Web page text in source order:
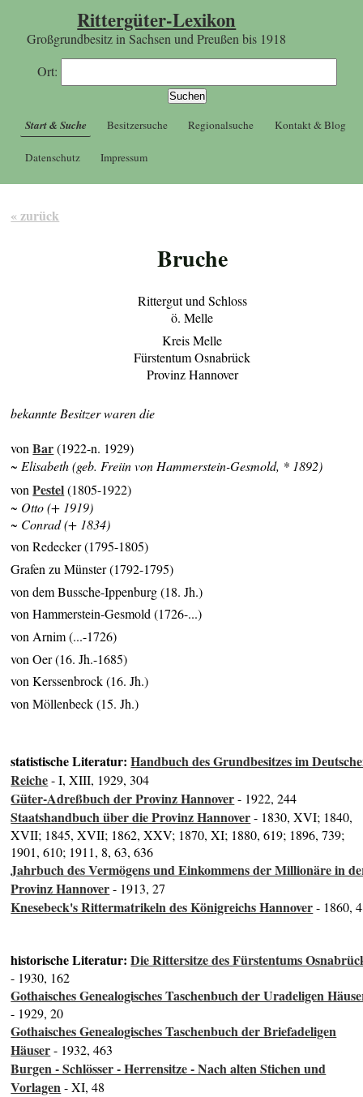
Rittergüter-Lexikon
Großgrundbesitz in Sachsen und Preußen bis 1918
Ort:
Start & Suche Besitzersuche Regionalsuche Kontakt & Blog
Datenschutz Impressum
« zurück
Bruche
Rittergut und Schloss
ö. Melle
Kreis Melle
Fürstentum Osnabrück
Provinz Hannover
bekannte Besitzer waren die
vonBar(1922-n. 1929)
~ Elisabeth (geb. Freiin von Hammerstein-Gesmold, * 1892)
vonPestel(1805-1922)
~ Otto (+ 1919)
~ Conrad (+ 1834)
von Redecker (1795-1805)
Grafen zu Münster (1792-1795)
von dem Bussche-Ippenburg (18. Jh.)
von Hammerstein-Gesmold (1726-...)
von Arnim (...-1726)
von Oer (16. Jh.-1685)
von Kerssenbrock (16. Jh.)
von Möllenbeck (15. Jh.)
statistische Literatur:Handbuch des Grundbesitzes im
Reiche- I, XIII, 1929, 304
Güter-Adreßbuch der Provinz Hannover- 1922, 244
Staatshandbuch über die Provinz Hannover- 1830, XVI; 1840,
XVII; 1845, XVII; 1862, XXV; 1870, XI; 1880, 619; 1896, 739;
1901, 610; 1911, 8, 63, 636
Jahrbuch des Vermögens und Einkommens der Millionäre in
Provinz Hannover- 1913, 27
Knesebeck's Rittermatrikeln des Königreichs Hannover- 1860,
historische Literatur:Die Rittersitze des Fürstentums
- 1930, 162
Gothaisches Genealogisches Taschenbuch der Uradeligen
- 1929, 20
Gothaisches Genealogisches Taschenbuch der Briefadeligen
Häuser- 1932, 463
Burgen - Schlösser - Herrensitze - Nach alten Stichen und
Vorlagen- XI, 48